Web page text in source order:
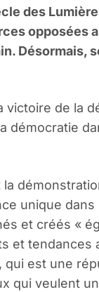
des
opposées
Désormais,
victoire de la
démocratie
unique
et créés «
et tendances
est une
qui veulent